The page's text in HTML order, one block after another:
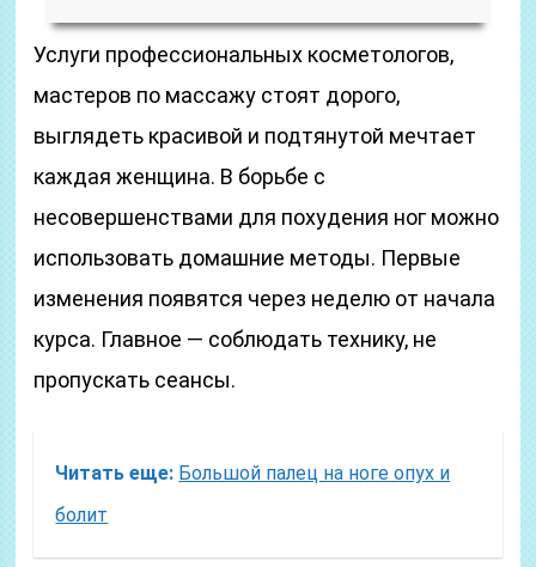
Услуги профессиональных косметологов,
мастеров по массажу стоят дорого,
выглядеть красивой и подтянутой мечтает
каждая женщина. В борьбе с
несовершенствами для похудения ног можно
использовать домашние методы. Первые
изменения появятся через неделю от начала
курса. Главное — соблюдать технику, не
пропускать сеансы.
Читать еще: Большой палец на ноге опух и
болит